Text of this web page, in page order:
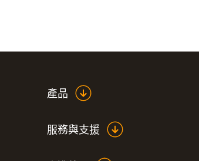
產品
服務與支援